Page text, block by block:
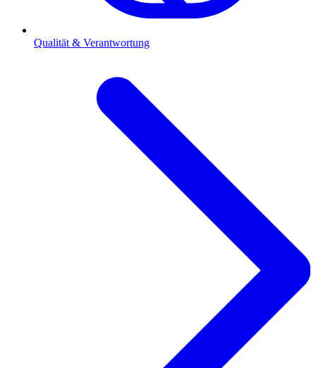
Qualität & Verantwortung